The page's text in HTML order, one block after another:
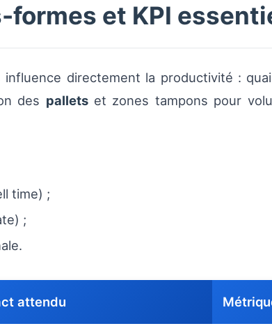
et KPI
directement la productivité :
des palletset zones tampons pour
time) ;
;
attendu